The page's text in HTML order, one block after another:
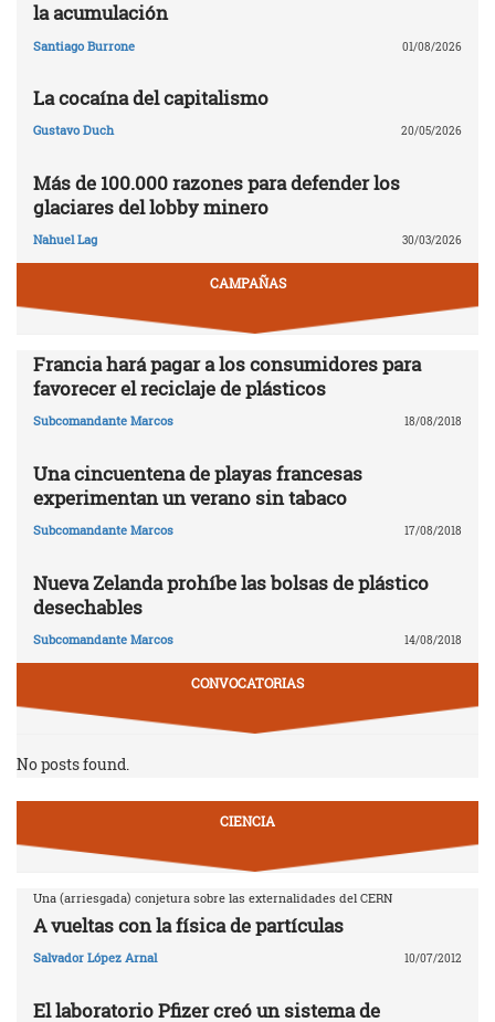
la acumulación
Santiago Burrone 01/08/2026
La cocaína del capitalismo
Gustavo Duch 20/05/2026
Más de 100.000 razones para defender los
glaciares del lobby minero
Nahuel Lag 30/03/2026
CAMPAÑAS
Francia hará pagar a los consumidores para
favorecer el reciclaje de plásticos
Subcomandante Marcos 18/08/2018
Una cincuentena de playas francesas
experimentan un verano sin tabaco
Subcomandante Marcos 17/08/2018
Nueva Zelanda prohíbe las bolsas de plástico
desechables
Subcomandante Marcos 14/08/2018
CONVOCATORIAS
No posts found.
CIENCIA
Una (arriesgada) conjetura sobre las externalidades del CERN
A vueltas con la física de partículas
Salvador López Arnal 10/07/2012
El laboratorio Pfizer creó un sistema de